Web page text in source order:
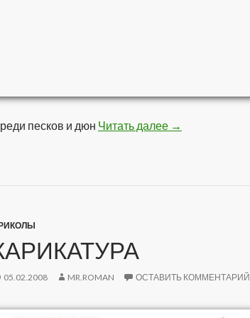
песков и дюн Читать далее Оазис
→
05.02.2008 MR.ROMAN ОСТАВИТЬ КОММЕНТАРИЙ